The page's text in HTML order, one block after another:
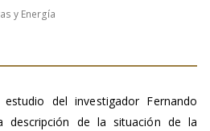
y Energía
del investigador Fernando
descripción de la situación de la